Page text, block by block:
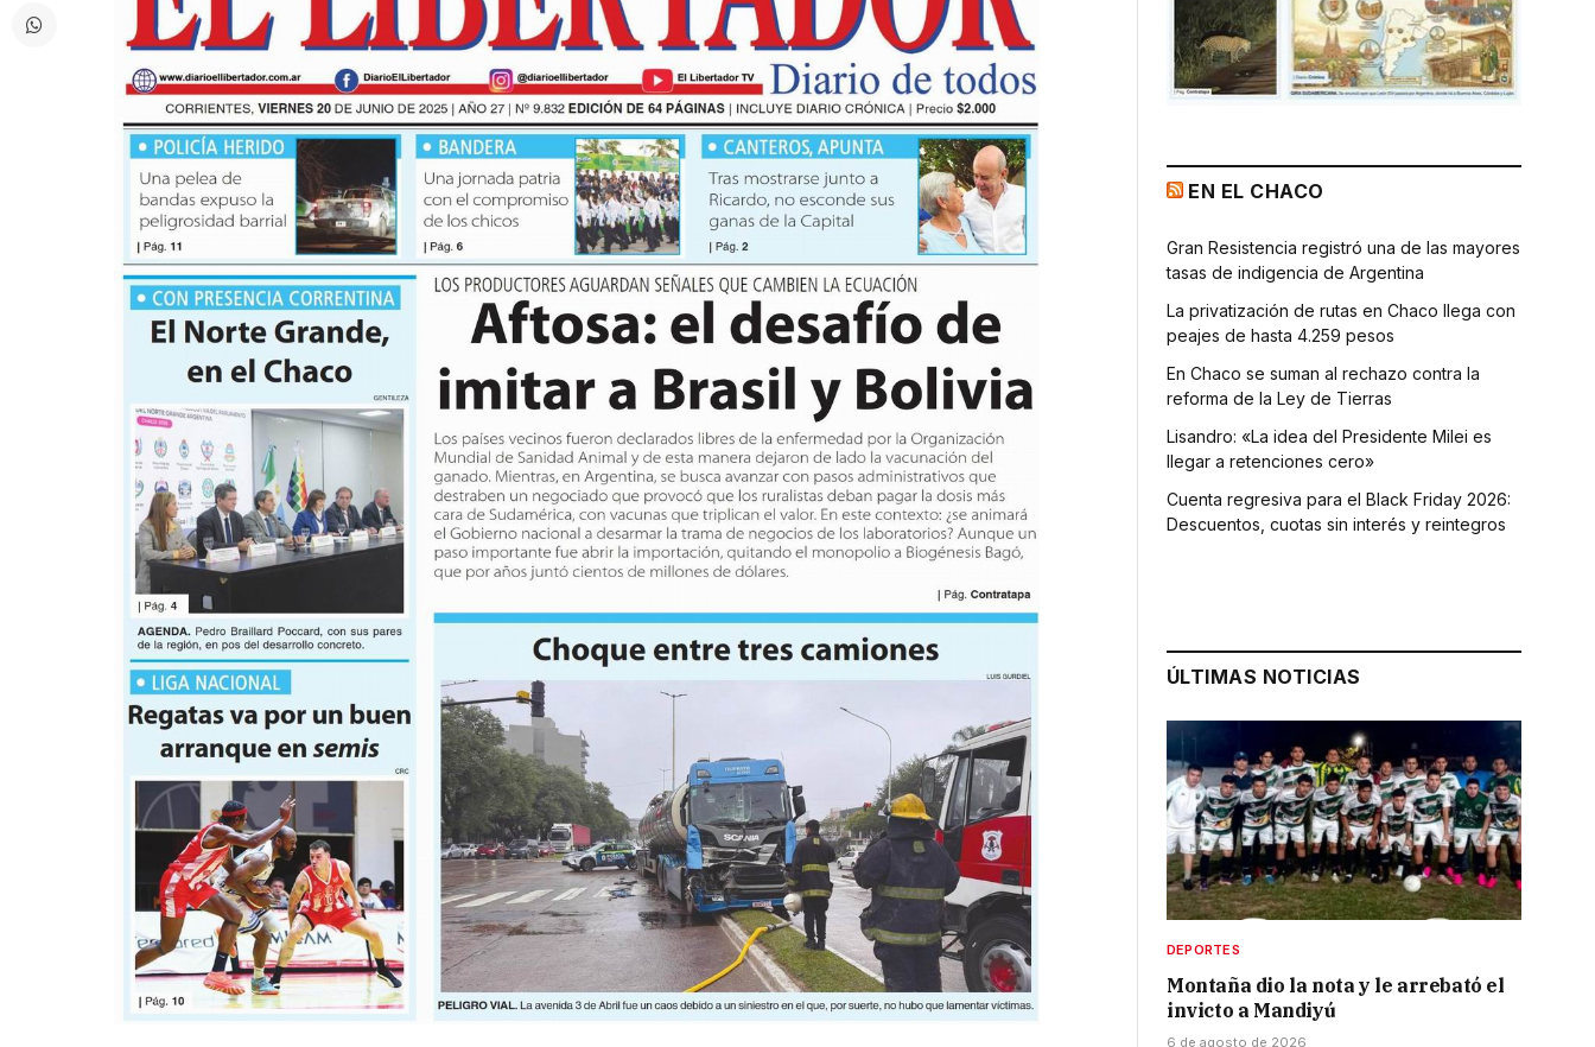
EN EL CHACO
Gran Resistencia registró una de las mayores
tasas de indigencia de Argentina
La privatización de rutas en Chaco llega con
peajes de hasta 4.259 pesos
En Chaco se suman al rechazo contra la
reforma de la Ley de Tierras
Lisandro: «La idea del Presidente Milei es
llegar a retenciones cero»
Cuenta regresiva para el Black Friday 2026:
Descuentos, cuotas sin interés y reintegros
ÚLTIMAS NOTICIAS
DEPORTES
Montaña dio la nota y le arrebató el
invicto a Mandiyú
6 de agosto de 2026